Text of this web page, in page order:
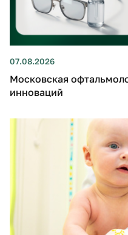
07.08.2026
Московская
инноваций